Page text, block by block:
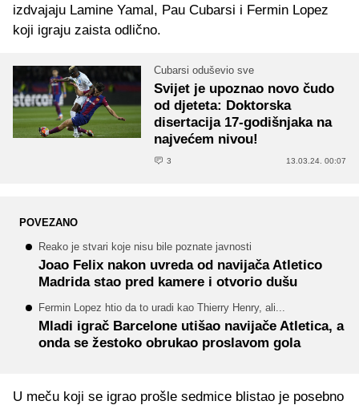
izdvajaju Lamine Yamal, Pau Cubarsi i Fermin Lopez
koji igraju zaista odlično.
Cubarsi oduševio sve
Svijet je upoznao novo čudo
od djeteta: Doktorska
disertacija 17-godišnjaka na
najvećem nivou!
3 13.03.24. 00:07
POVEZANO
Reako je stvari koje nisu bile poznate javnosti
Joao Felix nakon uvreda od navijača Atletico
Madrida stao pred kamere i otvorio dušu
Fermin Lopez htio da to uradi kao Thierry Henry, ali...
Mladi igrač Barcelone utišao navijače Atletica, a
onda se žestoko obrukao proslavom gola
U meču koji se igrao prošle sedmice blistao je posebno